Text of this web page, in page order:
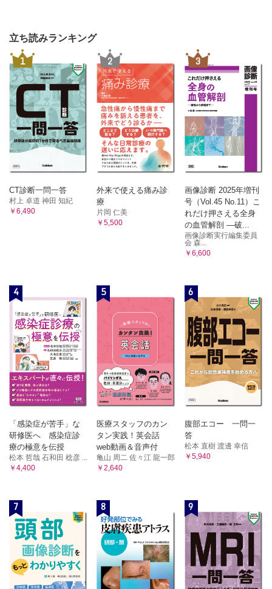
立ち読みランキング
1
CT診断一問一答
村上 卓道 神田 知紀
￥6,490
2
外来で使える痛み診
療
片岡 仁美
￥5,500
3
画像診断 2025年増刊
号（Vol.45 No.11）こ
れだけ押さえる全身
の血管解剖 ―破...
画像診断実行編集委員
会 森...
￥6,600
4
「感染症が苦手」な
研修医へ 感染症診
療の極意を伝授
松本 哲哉 石和田 稔彦 ...
￥4,400
5
医療スタッフのカン
タン実践！英会話
web動画＆音声付
亀山 周二 佐々江 龍一郎
￥2,640
6
腹部エコー 一問一
答
松本 直樹 渡邊 幸信
￥5,940
7 8 9